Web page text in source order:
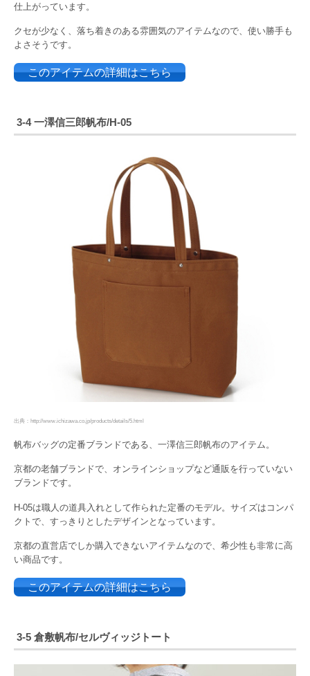
仕上がっています。
クセが少なく、落ち着きのある雰囲気のアイテムなので、使い勝手も
よさそうです。
このアイテムの詳細はこちら
3-4 一澤信三郎帆布/H-05
出典：http://www.ichizawa.co.jp/products/details/5.html
帆布バッグの定番ブランドである、一澤信三郎帆布のアイテム。
京都の老舗ブランドで、オンラインショップなど通販を行っていない
ブランドです。
H-05は職人の道具入れとして作られた定番のモデル。サイズはコンパ
クトで、すっきりとしたデザインとなっています。
京都の直営店でしか購入できないアイテムなので、希少性も非常に高
い商品です。
このアイテムの詳細はこちら
3-5 倉敷帆布/セルヴィッジトート